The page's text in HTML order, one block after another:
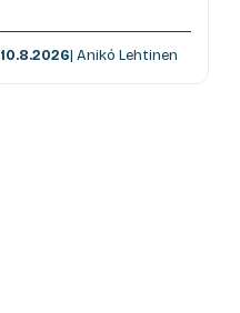
10.8.2026| Anikó Lehtinen